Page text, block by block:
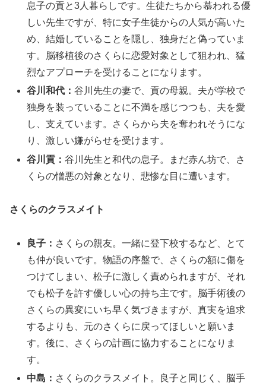
息子の貢と3人暮らしです。生徒たちから慕われる優
しい先生ですが、特に女子生徒からの人気が高いた
め、結婚していることを隠し、独身だと偽っていま
す。脳移植後のさくらに恋愛対象として狙われ、猛
烈なアプローチを受けることになります。
谷川和代：谷川先生の妻で、貢の母親。夫が学校で
独身を装っていることに不満を感じつつも、夫を愛
し、支えています。さくらから夫を奪われそうにな
り、激しい嫌がらせを受けます。
谷川貢：谷川先生と和代の息子。まだ赤ん坊で、さ
くらの憎悪の対象となり、悲惨な目に遭います。
さくらのクラスメイト
良子： さくらの親友。一緒に登下校するなど、とて
も仲が良いです。物語の序盤で、さくらの額に傷を
つけてしまい、松子に激しく責められますが、それ
でも松子を許す優しい心の持ち主です。脳手術後の
さくらの異変にいち早く気づきますが、真実を追求
するよりも、元のさくらに戻ってほしいと願いま
す。後に、さくらの計画に協力することになりま
す。
中島： さくらのクラスメイト。良子と同じく、脳手